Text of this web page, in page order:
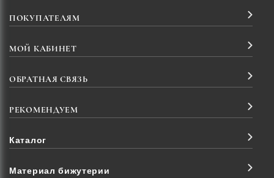
ПОКУПАТЕЛЯМ
МОЙ КАБИНЕТ
ОБРАТНАЯ СВЯЗЬ
РЕКОМЕНДУЕМ
Каталог
Материал бижутерии